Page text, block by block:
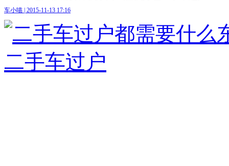
车小喵 | 2015-11-13 17:16